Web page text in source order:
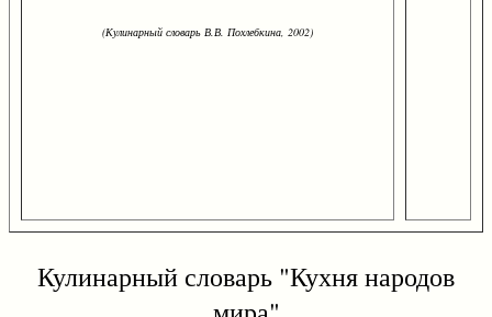
(Кулинарный словарь В.В. Похлебкина, 2002)
Кулинарный словарь "Кухня народов